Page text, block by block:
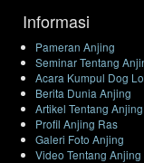
Informasi
Pameran Anjing
Seminar Tentang
Acara Kumpul Dog
Berita Dunia Anjing
Artikel Tentang Anjing
Profil Anjing Ras
Galeri Foto Anjing
Video Tentang Anjing